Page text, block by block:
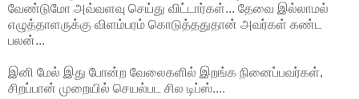
வேண்டுமோ அவ்வளவு செய்து விட்டார்கள்... தேவை இல்லாமல்
எழுத்தாளருக்கு விளம்பரம் கொடுத்ததுதான் அவர்கள் கண்ட
பலன்...
இனி மேல் இது போன்ற வேலைகளில் இறங்க நினைப்பவர்கள்,
சிறப்பான் முறையில் செயல்பட சில டிப்ஸ்....